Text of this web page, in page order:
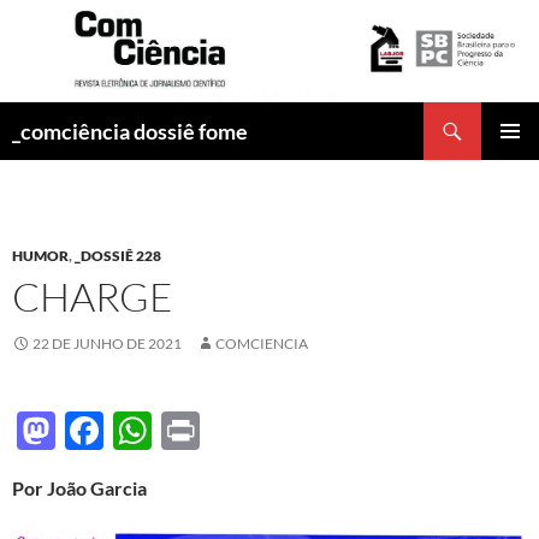
_comciência dossiê fome
HUMOR, _DOSSIÊ 228
CHARGE
22 DE JUNHO DE 2021 COMCIENCIA
M
to
F
e
W
Por João Garcia